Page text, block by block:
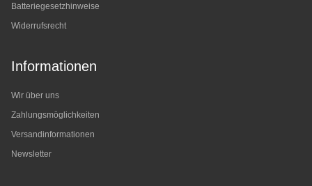
Batteriegesetzhinweise
Widerrufsrecht
Informationen
Wir über uns
Zahlungsmöglichkeiten
Versandinformationen
Newsletter